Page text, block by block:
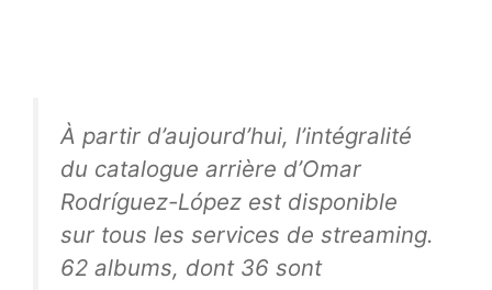
À partir d’aujourd’hui, l’intégralité
du catalogue arrière d’Omar
Rodríguez-López est disponible
sur tous les services de streaming.
62 albums, dont 36 sont